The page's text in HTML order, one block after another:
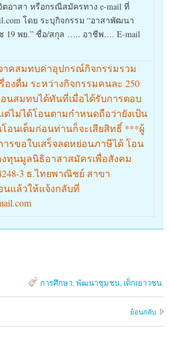
อาสา หรือกรณีสมัครทาง e-mail ที่
โดย ระบุกิจกรรม “อาสาพัฒนา
19 พย.” ชื่อ/สกุล ….. อาชีพ…. E-mail
าคสมทบค่าอุปกรณ์กิจกรรมรวม
องดื่ม ระหว่างกิจกรรมคนละ 250
นสมทบได้ทันที่เมื่อได้รับการตอบ
ต่ไม่ได้โอนตามกำหนดถือว่ายังเป้น
อนเต็มก่อนท่านก็จะเสียสิทธิ์ ***ผู้
รขอใบเสร็จลดหย่อนภาษีได้ โอน
ทุนมูลนิธิอาสาสมัครเพื่อสังคม
3 ธ.ไทยพาณิชย์ สาขา
นแล้วให้แจ้งกลับที่
การศึกษา,พัฒนาชุมชน, เด็กเยาวชน.
ย้อนกลับ